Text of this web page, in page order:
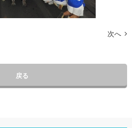
次へ
戻る